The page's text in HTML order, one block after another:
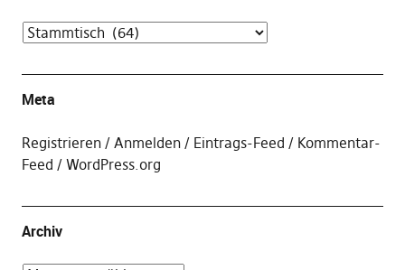
Meta
Registrieren Anmelden Eintrags-Feed
Kommentar-
Feed
WordPress.org
Archiv